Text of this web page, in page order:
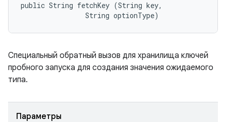
public String fetchKey (String key,
                String optionType)
Специальный обратный вызов для хранилища ключей
пробного запуска для создания значения ожидаемого
типа.
Параметры